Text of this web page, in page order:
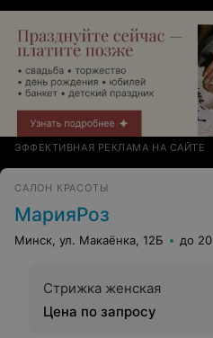
они начали хамить не только
К сожалению, даже мастер,
быть профессионалом,
неприятному спектаклю.
сосредоточиться на своих
подлетела к девочкам начала
подкалывать, переходить на
с места. Человек будто не
Хотя качество стрижки меня
персонала полностью
избежать хамства и
администрац
ЭФФЕКТИВНАЯ РЕКЛАМА НА САЙТЕ
САЛОН КРАСОТЫ
МарияРоз
Минск, ул. Макаёнка, 12Б до
Стрижка женская
Цена по запросу